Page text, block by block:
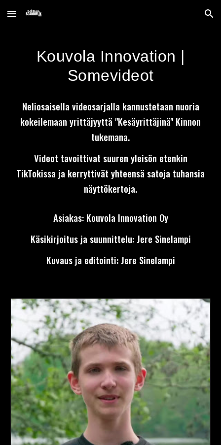
Skip to main content Skip to navigation
Kouvola Innovation |
Somevideot
Neliosaisella videosarjalla kannustetaan nuoria
kokeilemaan yrittäjyyttä "Kesäyrittäjinä" Kinnon
tukemana.
Videot tavoittivat suuren yleisön etenkin
TikTokissa ja kerryttivät yhteensä satoja tuhansia
näyttökertoja.
Asiakas: Kouvola Innovation Oy
Käsikirjoitus ja suunnittelu: Jere Sinelampi
Kuvaus ja editointi: Jere Sinelampi